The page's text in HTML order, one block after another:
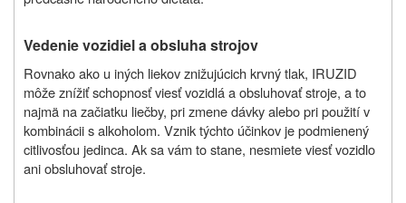
Vedenie vozidiel a obsluha strojov
Rovnako ako u iných liekov znižujúcich krvný tlak, IRUZID
môže znížiť schopnosť viesť vozidlá a obsluhovať stroje, a to
najmä na začiatku liečby, pri zmene dávky alebo pri použití v
kombinácii s alkoholom. Vznik týchto účinkov je podmienený
citlivosťou jedinca. Ak sa vám to stane, nesmiete viesť vozidlo
ani obsluhovať stroje.